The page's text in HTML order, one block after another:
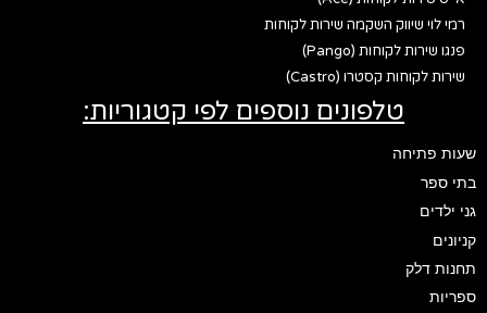
רמי לוי שיווק השקמה שירות לקוחות
פנגו שירות לקוחות (Pango)
שירות לקוחות קסטרו (Castro)
טלפונים נוספים לפי קטגוריות:
שעות פתיחה
בתי ספר
גני ילדים
קניונים
תחנות דלק
ספריות